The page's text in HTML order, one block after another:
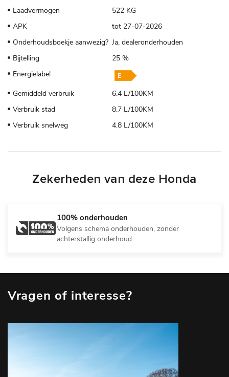
Laadvermogen
522 KG
APK
tot 27-07-2026
Onderhoudsboekje aanwezig? Ja, dealeronderhouden
Bijtelling
25 %
Energielabel
Gemiddeld verbruik
6.4 L/100KM
Verbruik stad
8.7 L/100KM
Verbruik snelweg
4.8 L/100KM
Zekerheden van deze Honda
100% onderhouden
Volgens schema onderhouden, zonder
achterstallig onderhoud.
Vragen of interesse?